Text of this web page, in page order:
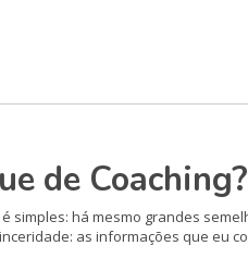
de Coaching?
simples: há mesmo grandes
as informações que eu